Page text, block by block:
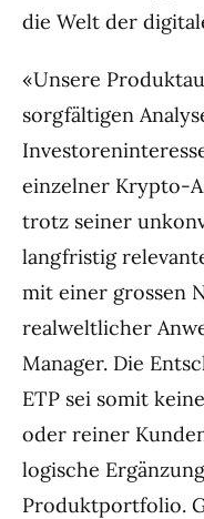
die Welt der
«Unsere
sorgfältigen
einzelner Krypto-
trotz seiner
langfristig
mit einer grossen
realweltlicher
Manager. Die
ETP sei somit
oder reiner
logische
Produktportfolio.